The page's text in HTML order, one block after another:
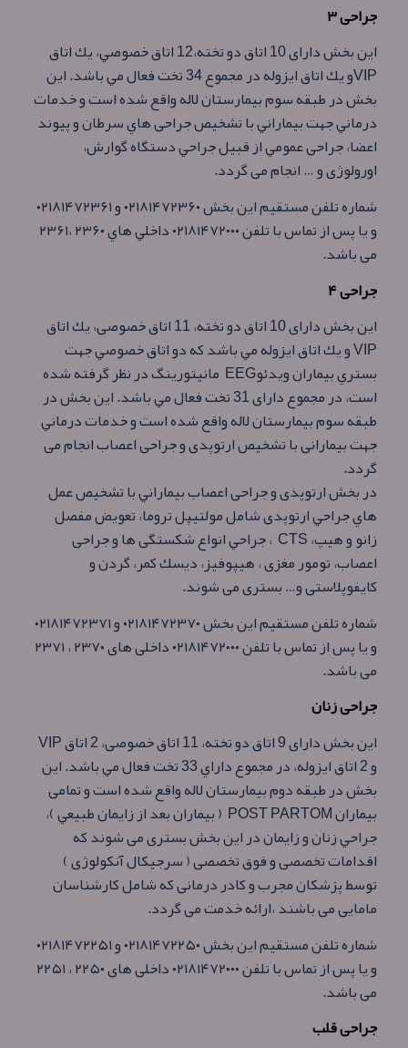
جراحی ۳
این بخش دارای 10 اتاق دو تخته،12 اتاق خصوصي، يك اتاق
VIPو يك اتاق ايزوله در مجموع 34 تخت فعال مي باشد. اين
بخش در طبقه سوم بيمارستان لاله واقع شده است و خدمات
درماني جهت بيماراني با تشخيص جراحی هاي سرطان و پيوند
اعضا، جراحی عمومي از قبيل جراحي دستگاه گوارش،
اورولوژی و … انجام می گردد.
شماره تلفن مستقيم اين بخش ۰۲۱۸۱۴۷۲۳۶۰ و ۰۲۱۸۱۴۷۲۳۶۱
و يا پس از تماس با تلفن ۰۲۱۸۱۴۷۲۰۰۰ داخلي هاي ۲۳۶۰ ،۲۳۶۱
می باشد.
جراحی ۴
این بخش دارای 10 اتاق دو تخته، 11 اتاق خصوصی، يك اتاق
VIP و يك اتاق ايزوله مي باشد كه دو اتاق خصوصي جهت
بستري بيماران ويدئوEEG مانيتورينگ در نظر گرفته شده
است، در مجموع دارای 31 تخت فعال مي باشد. اين بخش در
طبقه سوم بيمارستان لاله واقع شده است و خدمات درماني
جهت بيمارانی با تشخيص ارتوپدی و جراحی اعصاب انجام می
گردد.
در بخش ارتوپدی و جراحی اعصاب بيماراني با تشخيص عمل
هاي جراحي ارتوپدی شامل مولتيپل تروما، تعويض مفصل
زانو و هيپ، CTS ، جراحي انواع شكستگی ها و جراحی
اعصاب، تومور مغزی ، هيپوفيز، ديسك كمر، گردن و
كايفوپلاستی و… بستری می شوند.
شماره تلفن مستقيم اين بخش ۰۲۱۸۱۴۷۲۳۷۰ و ۰۲۱۸۱۴۷۲۳۷۱
و يا پس از تماس با تلفن ۰۲۱۸۱۴۷۲۰۰۰ داخلی های ۲۳۷۰ ، ۲۳۷۱
می باشد.
جراحی زنان
این بخش دارای 9 اتاق دو تخته، 11 اتاق خصوصی، 2 اتاق VIP
و 2 اتاق ايزوله، در مجموع داراي 33 تخت فعال مي باشد. اين
بخش در طبقه دوم بيمارستان لاله واقع شده است و تمامی
بيماران POST PARTOM ( بيماران بعد از زايمان طبيعي )،
جراحي زنان و زايمان در اين بخش بستری می شوند كه
اقدامات تخصصی و فوق تخصصی ( سرجيكال آنكولوژی )
توسط پزشكان مجرب و كادر درمانی كه شامل كارشناسان
مامايی می باشند ،ارائه خدمت می گردد.
شماره تلفن مستقيم اين بخش ۰۲۱۸۱۴۷۲۲۵۰ و ۰۲۱۸۱۴۷۲۲۵۱
و يا پس از تماس با تلفن ۰۲۱۸۱۴۷۲۰۰۰ داخلی های ۲۲۵۰ ، ۲۲۵۱
می باشد.
جراحی قلب